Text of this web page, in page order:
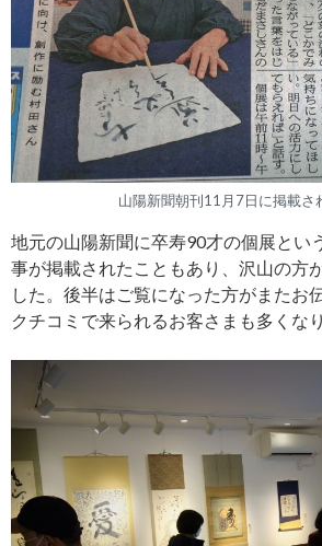
山陽新聞朝刊11月7日に掲載さ
地元の山陽新聞に卒寿90才の個展とい
事が掲載されたこともあり、沢山の方
した。後半はご覧になった方がまたお
クチコミで来られるお客さまも多くな